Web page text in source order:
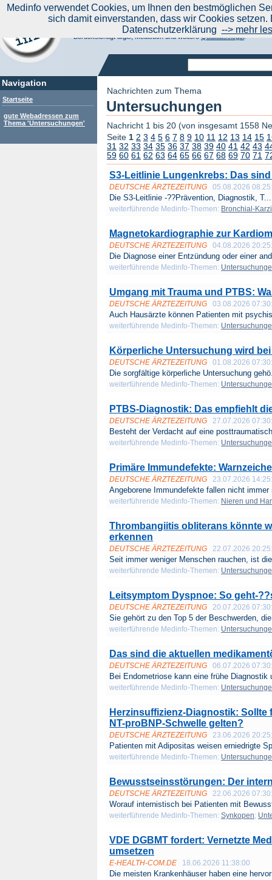
Navigation
Startseite
gute Webadressen zum
Thema 'Untersuchungen'
Aktuelle Nachrichten|
Suchen Sie noch oder Finden Sie schon?
Medinfo.de - Meta-Portal für Gesundheitsthemen
Berücksichtigt afgis, Medisuch und weitereQualitätssiegel.
Nachrichten zum Thema
Untersuchungen
Nachricht 1 bis 20 (von insgesamt 1558
Seite 1 2 3 4 5 6 7 8 9 10 11 12 13 14 15
31 32 33 34 35 36 37 38 39 40 41 42 43
59 60 61 62 63 64 65 66 67 68 69 70 71
S3-Leitlinie Lungenkrebs: Das
DEUTSCHE ÄRZTEZEITUNG 05.08.2026
Die S3-Leitlinie -??Prävention, Diagnostik, T...
weiterführende Medinfo-Themen: Bronchial-
Magnetokardiographie zur
DEUTSCHE ÄRZTEZEITUNG 04.08.2026
Die Diagnose einer Entzündung oder einer
weiterführende Medinfo-Themen:
Umgang mit Trauma und PTBS:
DEUTSCHE ÄRZTEZEITUNG 03.08.2026
Auch Hausärzte können Patienten mit
weiterführende Medinfo-Themen:
Körperliche Untersuchung wird
DEUTSCHE ÄRZTEZEITUNG 01.08.2026
Die sorgfältige körperliche Untersuchung
weiterführende Medinfo-Themen:
PTBS-Diagnostik: Das empfiehlt
DEUTSCHE ÄRZTEZEITUNG 27.07.2026
Besteht der Verdacht auf eine
weiterführende Medinfo-Themen:
Primäre Immundefekte:
DEUTSCHE ÄRZTEZEITUNG 23.07.2026
Angeborene Immundefekte fallen nicht
weiterführende Medinfo-Themen: Nieren und
Thrombangiitis obliterans könnte
erkennen
DEUTSCHE ÄRZTEZEITUNG 22.07.2026
Seit immer weniger Menschen rauchen, ist
weiterführende Medinfo-Themen:
Leitsymptom Dyspnoe: So geht-
DEUTSCHE ÄRZTEZEITUNG 20.07.2026
Sie gehört zu den Top 5 der Beschwerden,
weiterführende Medinfo-Themen:
Das sind die aktuellen
DEUTSCHE ÄRZTEZEITUNG 06.07.2026
Bei Endometriose kann eine frühe Diagnostik
weiterführende Medinfo-Themen:
Herzinsuffizienz-Diagnostik:
NT-proBNP-Schwelle gelten?
DEUTSCHE ÄRZTEZEITUNG 23.06.2026
Patienten mit Adipositas weisen erniedrigte
weiterführende Medinfo-Themen:
Bewusstseinsstörungen: Der
DEUTSCHE ÄRZTEZEITUNG 22.06.2026
Worauf internistisch bei Patienten mit
weiterführende Medinfo-Themen: Synkopen;
VDE DGBMT fordert: Vernetzte
umsetzen
E-HEALTH-COM.DE 18.06.2026 11:38:00
Die meisten Krankenhäuser haben eine
Medinfo verwendet Cookies, um Ihnen den bestmöglichen
sich damit einverstanden, dass wir Cookies
Datenschutzerklärung --> mehr